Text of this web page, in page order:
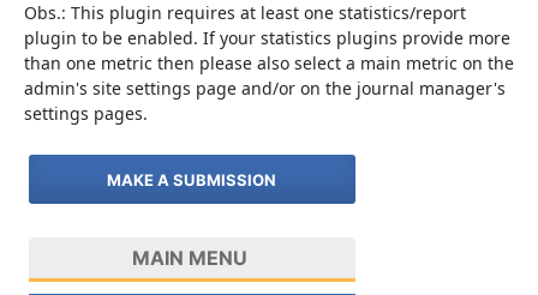
Obs.: This plugin requires at least one statistics/report
plugin to be enabled. If your statistics plugins provide more
than one metric then please also select a main metric on the
admin's site settings page and/or on the journal manager's
settings pages.
MAKE A SUBMISSION
MAIN MENU